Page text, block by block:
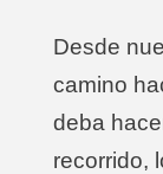
Desde
camino
deba
recorrido,